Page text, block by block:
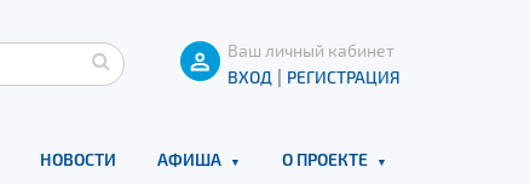
Ваш личный кабинет
ВХОД | РЕГИСТРАЦИЯ
НОВОСТИ АФИША О ПРОЕКТЕ